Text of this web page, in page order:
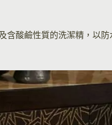
酸鹼性質的洗潔精，以防